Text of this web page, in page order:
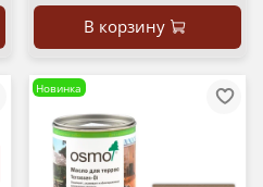
В корзину
Новинка